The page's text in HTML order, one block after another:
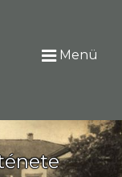
Menü